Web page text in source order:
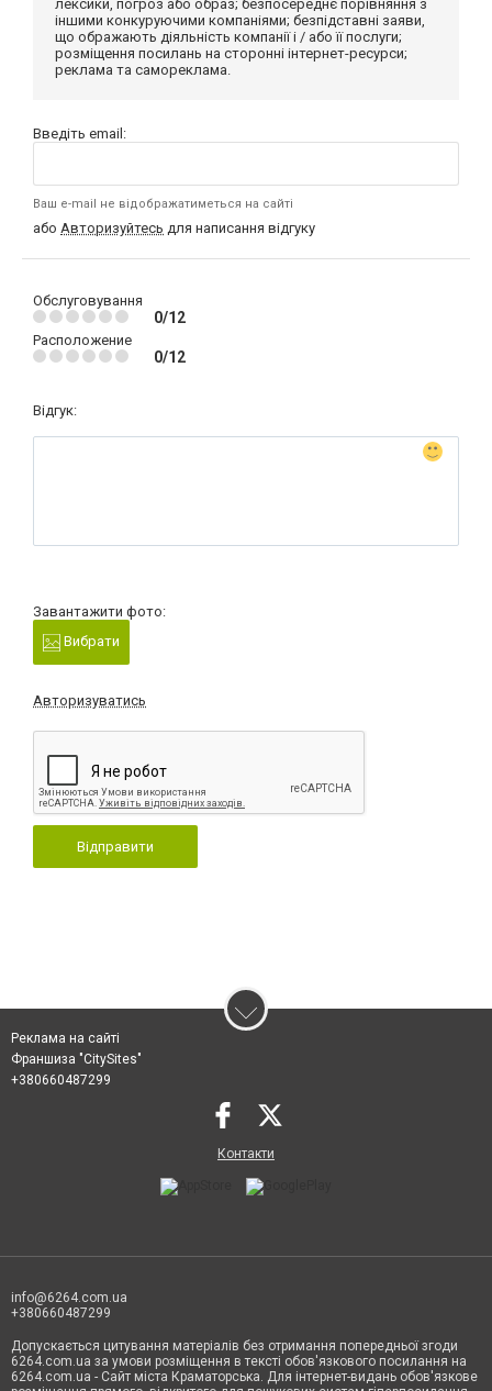
лексики, погроз або образ; безпосереднє порівняння з
іншими конкуруючими компаніями; безпідставні заяви,
що ображають діяльність компанії і / або її послуги;
розміщення посилань на сторонні інтернет-ресурси;
реклама та самореклама.
Введіть email:
Ваш e-mail не відображатиметься на сайті
або Авторизуйтесь для написання відгуку
Обслуговування
0/12
Расположение
0/12
Відгук:
Завантажити фото:
Вибрати
Авторизуватись
Відправити
Реклама на сайті
Франшиза "CitySites"
+380660487299
Контакти
info@6264.com.ua
+380660487299
Допускається цитування матеріалів без отримання попередньої згоди
6264.com.ua за умови розміщення в тексті обов'язкового посилання на
6264.com.ua - Сайт міста Краматорська. Для інтернет-видань обов'язкове